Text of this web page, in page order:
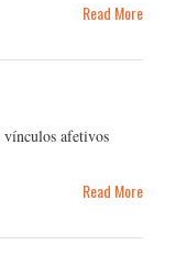
Read More
vínculos afetivos
Read More